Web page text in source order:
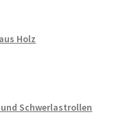
Holz
Schwerlastrollen